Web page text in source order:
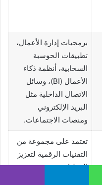
برمجيات إدارة الأعمال،
تطبيقات الحوسبة
السحابية، أنظمة ذكاء
الأعمال (BI)، وسائل
الاتصال الداخلية مثل
البريد الإلكتروني
ومنصات الاجتماعات.
تعتمد على مجموعة من
التقنيات الرقمية لتعزيز
العمليات وتحقيق